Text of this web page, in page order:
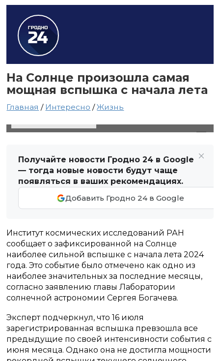
На Солнце произошла самая
мощная вспышка с начала лета
Главная / Интересно /Жизнь
Получайте новости Гродно 24 в Google
— тогда новые новости будут чаще
появляться в ваших рекомендациях.
Добавить Гродно 24 в Google
Институт космических исследований РАН
сообщает о зафиксированной на Солнце
наиболее сильной вспышке с начала лета 2024
года. Это событие было отмечено как одно из
наиболее значительных за последние месяцы,
согласно заявлению главы Лаборатории
солнечной астрономии Сергея Богачева.
Эксперт подчеркнул, что 16 июля
зарегистрированная вспышка превзошла все
предыдущие по своей интенсивности события с
июня месяца. Однако она не достигла мощности